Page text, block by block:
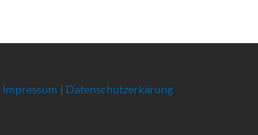
Impressum | Datenschutzerkärung